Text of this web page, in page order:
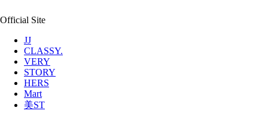
Official Site
JJ
CLASSY.
VERY
STORY
HERS
Mart
美ST